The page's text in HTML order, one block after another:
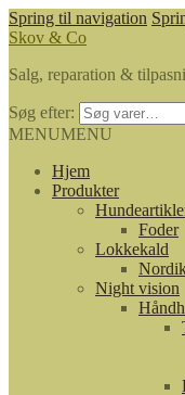
Spring til navigation
Skov & Co
Salg, reparation &
Søg efter:
MENUMENU
Hjem
Produkter
Foder
Lokkekald
Night vision